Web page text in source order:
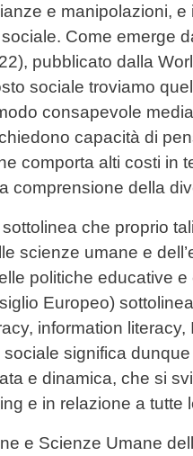
e manipolazioni,
Come emerge
pubblicato dalla
sociale troviamo
consapevole
capacità di
comporta alti costi in
comprensione della
che proprio
scienze umane e
politiche educative
Europeo)
information
significa
e dinamica, che si
e in relazione a tutte
e Scienze Umane